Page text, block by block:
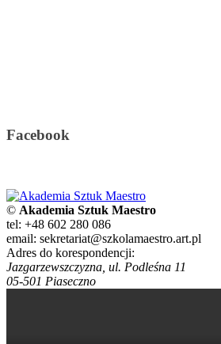
Facebook
© Akademia Sztuk Maestro
tel: +48 602 280 086
email: sekretariat@szkolamaestro.art.pl
Adres do korespondencji:
Jazgarzewszczyzna, ul. Podleśna 11
05-501 Piaseczno